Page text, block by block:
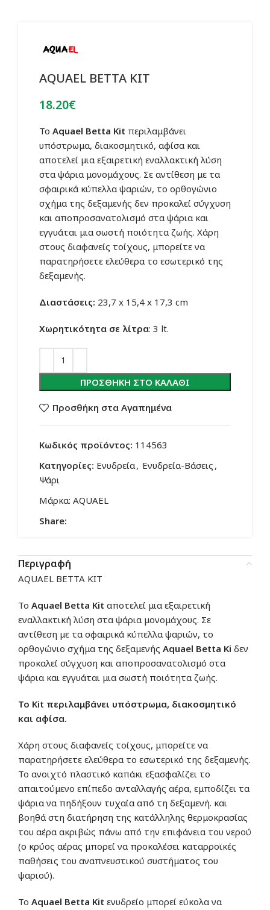
AQUAEL BETTA KIT
18.20€
Το Aquael Betta Kit περιλαμβάνει
υπόστρωμα, διακοσμητικό, αφίσα και
αποτελεί μια εξαιρετική εναλλακτική λύση
στα ψάρια μονομάχους. Σε αντίθεση με τα
σφαιρικά κύπελλα ψαριών, το ορθογώνιο
σχήμα της δεξαμενής δεν προκαλεί σύγχυση
και αποπροσανατολισμό στα ψάρια και
εγγυάται μια σωστή ποιότητα ζωής. Χάρη
στους διαφανείς τοίχους, μπορείτε να
παρατηρήσετε ελεύθερα το εσωτερικό της
δεξαμενής.
Διαστάσεις: 23,7 x 15,4 x 17,3 cm
Χωρητικότητα σε λίτρα: 3 lt.
ΠΡΟΣΘΉΚΗ ΣΤΟ ΚΑΛΆΘΙ
Προσθήκη στα Αγαπημένα
Κωδικός προϊόντος: 114563
Κατηγορίες: Ενυδρεία, Ενυδρεία-Βάσεις ,
Ψάρι
Μάρκα: AQUAEL
Share:
Περιγραφή
AQUAEL BETTA KIT
Το Aquael Betta Kit αποτελεί μια εξαιρετική
εναλλακτική λύση στα ψάρια μονομάχους. Σε
αντίθεση με τα σφαιρικά κύπελλα ψαριών, το
ορθογώνιο σχήμα της δεξαμενής Aquael Betta Ki δεν
προκαλεί σύγχυση και αποπροσανατολισμό στα
ψάρια και εγγυάται μια σωστή ποιότητα ζωής.
Το Kit περιλαμβάνει υπόστρωμα, διακοσμητικό
και αφίσα.
Χάρη στους διαφανείς τοίχους, μπορείτε να
παρατηρήσετε ελεύθερα το εσωτερικό της δεξαμενής.
Το ανοιχτό πλαστικό καπάκι εξασφαλίζει το
απαιτούμενο επίπεδο ανταλλαγής αέρα, εμποδίζει τα
ψάρια να πηδήξουν τυχαία από τη δεξαμενή. και
βοηθά στη διατήρηση της κατάλληλης θερμοκρασίας
του αέρα ακριβώς πάνω από την επιφάνεια του νερού
(ο κρύος αέρας μπορεί να προκαλέσει καταρροϊκές
παθήσεις του αναπνευστικού συστήματος του
ψαριού).
Το Aquael Betta Kit ενυδρείο μπορεί εύκολα να